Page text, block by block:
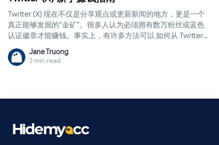
Twitter (X) 现在不仅是分享观点或更新新闻的地方，更是一个
真正能够发掘的“金矿”。很多人认为必须拥有数万粉丝或蓝色
认证徽章才能赚钱。事实上，有许多方法可以 如何从 Twitter
每月收入。本文将为您提供全面视角，包括收入形式对比、具
体参与条件，以及账号优化秘诀和必须避开的误区，助您高效
Jane Truong
3 min read